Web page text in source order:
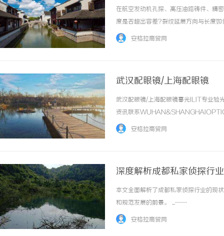
在航空发动机孔探、高压油路铸件、精
度是否超出容差?裂纹延展方向与长度
从“可视辅助工具”向“定量测量仪器”
安格拉商贸网
武汉配眼镜/上海配眼镜
武汉配眼镜/上海配眼镜暮光ILIT专业验
资讯联系
品牌，现于武汉与上海设有4家门店。
安格拉商贸网
深度解析成都私家侦探行
本文全面解析了成都私家侦探行业的现
和规范发展的前景。 ...……
安格拉商贸网